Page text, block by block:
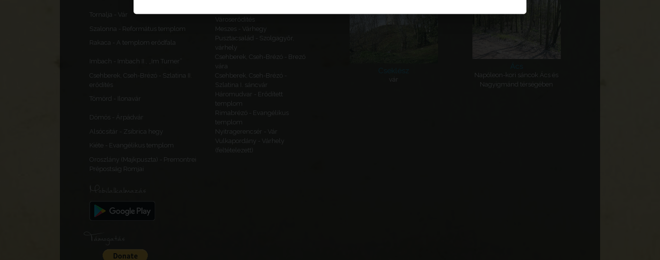
Tornalja - Vár
Városerődítés
Szalonna - Református templom
Meszes - Várhegy
Rakaca - A templom erődfala
Pusztacsalád - Szolgagyőr,
várhely
Imbach - Imbach II., „Im Turner”
Csehberek, Cseh-Brézó - Brezó
vára
Csehberek, Cseh-Brézó - Szlatina II.
erődítés
Csehberek, Cseh-Brézó -
Szlatina I. sáncvár
Tömörd - Ilonavár
Háromudvar - Erődített
templom
Dömös - Árpádvár
Rimabrézó - Evangélikus
templom
Alsócsitár - Zsibrica hegy
Nyitragerencsér - Vár
Kiéte - Evangélikus templom
Vulkapordány - Várhely
(feltételezett)
Oroszlány (Majkpuszta) - Premontrei
Prépostság Romjai
Mobilalkalmazás
Támogatás
Cseklész
vár
Ács
Napóleon-kori sáncok Ács és
Nagyigmánd térségében